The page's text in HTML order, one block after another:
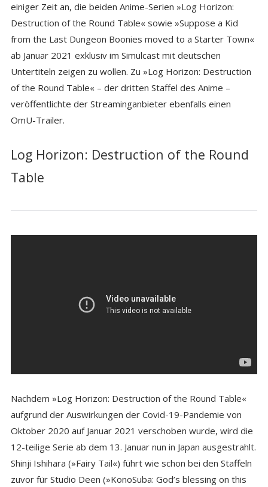
einiger Zeit an, die beiden Anime-Serien »Log Horizon:
Destruction of the Round Table« sowie »Suppose a Kid
from the Last Dungeon Boonies moved to a Starter Town«
ab Januar 2021 exklusiv im Simulcast mit deutschen
Untertiteln zeigen zu wollen. Zu »Log Horizon: Destruction
of the Round Table« – der dritten Staffel des Anime –
veröffentlichte der Streaminganbieter ebenfalls einen
OmU-Trailer.
Log Horizon: Destruction of the Round
Table
Nachdem »Log Horizon: Destruction of the Round Table«
aufgrund der Auswirkungen der Covid-19-Pandemie von
Oktober 2020 auf Januar 2021 verschoben wurde, wird die
12-teilige Serie ab dem 13. Januar nun in Japan ausgestrahlt.
Shinji Ishihara (»Fairy Tail«) führt wie schon bei den Staffeln
zuvor für Studio Deen (»KonoSuba: God’s blessing on this